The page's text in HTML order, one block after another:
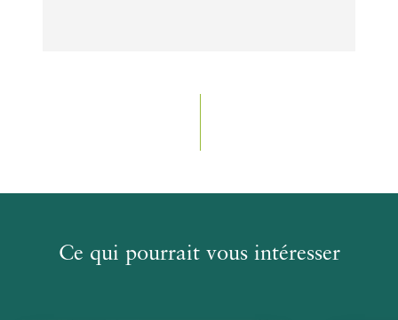
Ce qui pourrait vous intéresser